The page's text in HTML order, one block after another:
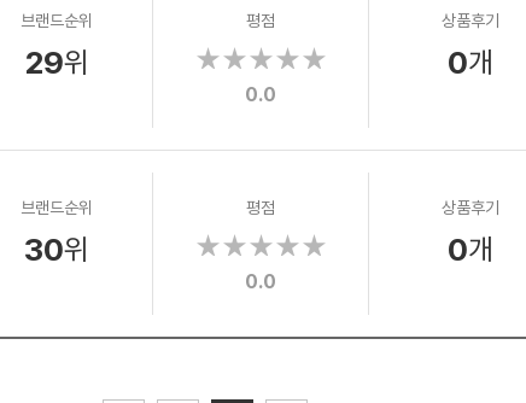
브랜드순위
29위
평점
0.0
상품후기
0개
브랜드순위
30위
평점
0.0
상품후기
0개